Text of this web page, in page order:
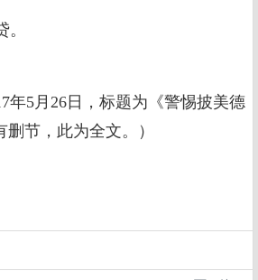
年5月26日，标题为《警惕披美德
节，此为全文。
）